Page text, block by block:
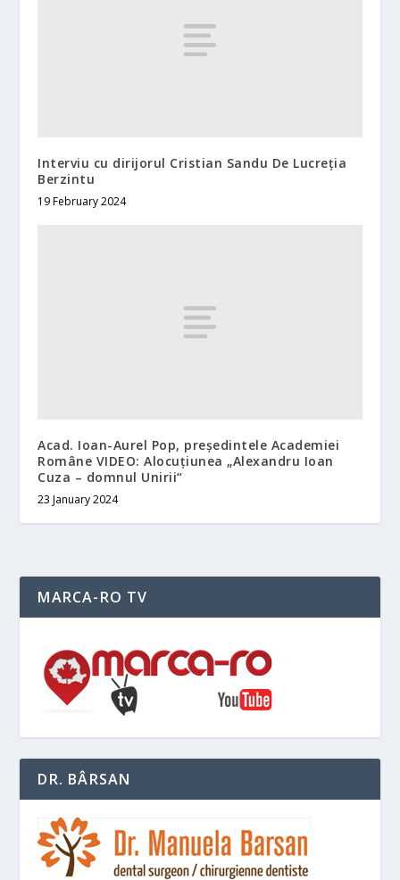
Interviu cu dirijorul Cristian Sandu De Lucreția
Berzintu
19 February 2024
Acad. Ioan-Aurel Pop, președintele Academiei
Române VIDEO: Alocuțiunea „Alexandru Ioan
Cuza – domnul Unirii“
23 January 2024
MARCA-RO TV
DR. BÂRSAN